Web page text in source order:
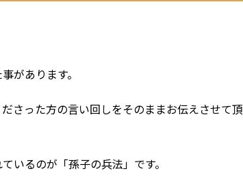
があります。
さった方の言い回しをそのままお伝えさせて頂
いるのが「孫子の兵法」です。